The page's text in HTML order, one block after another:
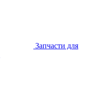
Запчасти для